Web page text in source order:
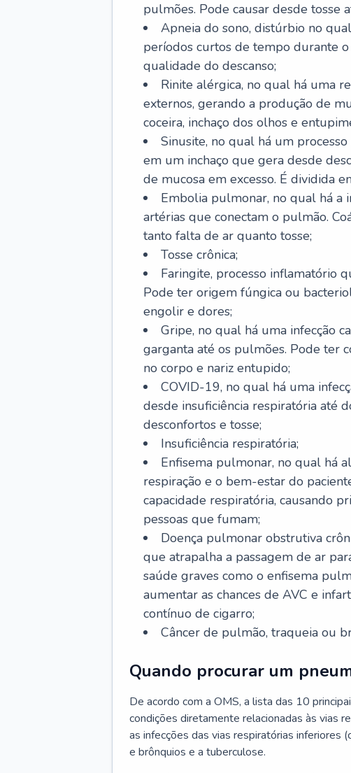
pulmões. Pode causar desde tosse
Apneia do sono, distúrbio no
períodos curtos de tempo durante o
qualidade do descanso;
Rinite alérgica, no qual há uma
externos, gerando a produção de
coceira, inchaço dos olhos e
Sinusite, no qual há um
em um inchaço que gera desde
de mucosa em excesso. É dividida
Embolia pulmonar, no qual há a
artérias que conectam o pulmão.
tanto falta de ar quanto tosse;
Tosse crônica;
Faringite, processo inflamatório
Pode ter origem fúngica ou
engolir e dores;
Gripe, no qual há uma infecção
garganta até os pulmões. Pode ter
no corpo e nariz entupido;
COVID-19, no qual há uma
desde insuficiência respiratória até
desconfortos e tosse;
Insuficiência respiratória;
Enfisema pulmonar, no qual há
respiração e o bem-estar do
capacidade respiratória, causando
pessoas que fumam;
Doença pulmonar obstrutiva
que atrapalha a passagem de ar
saúde graves como o enfisema
aumentar as chances de AVC e
contínuo de cigarro;
Câncer de pulmão, traqueia ou
Quando procurar um
De acordo com a OMS, a lista das 10
condições diretamente relacionadas às vias
as infecções das vias respiratórias inferiores
e brônquios e a tuberculose.